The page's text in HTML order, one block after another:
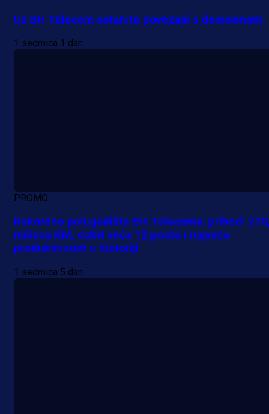
Uz BH Telecom ostanite povezani s domovinom
1 sedmica 1 dan
PROMO
Rekordno polugodište BH Telecoma: prihodi
miliona KM, dobit veća 12 posto i najveća
produktivnost u historiji
1 sedmica 5 dan